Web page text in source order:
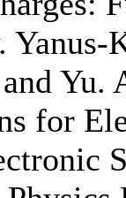
Yanus-
Yu.
for